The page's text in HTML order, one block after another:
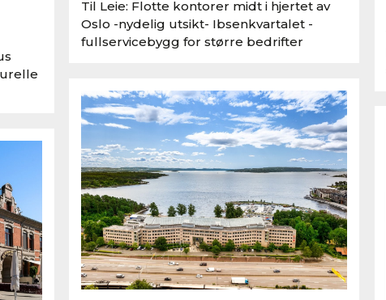
Til Leie: Flotte kontorer midt i hjertet av
Oslo -nydelig utsikt- Ibsenkvartalet -
fullservicebygg for større bedrifter